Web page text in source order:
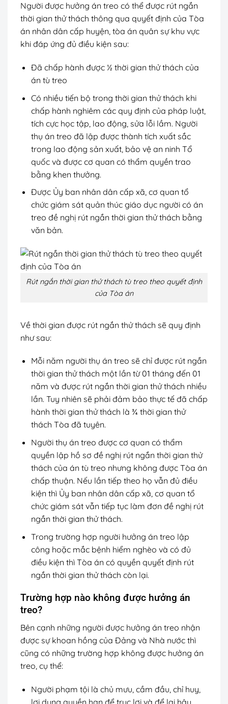
Người được hưởng án treo có thể được rút ngắn
thời gian thử thách thông qua quyết định của Tòa
án nhân dân cấp huyện, tòa án quân sự khu vực
khi đáp ứng đủ điều kiện sau:
Đã chấp hành được ½ thời gian thử thách của
án tù treo
Có nhiều tiến bộ trong thời gian thử thách khi
chấp hành nghiêm các quy định của pháp luật,
tích cực học tập, lao động, sửa lỗi lầm. Người
thụ án treo đã lập được thành tích xuất sắc
trong lao động sản xuất, bảo vệ an ninh Tổ
quốc và được cơ quan có thẩm quyền trao
bằng khen thưởng.
Được Ủy ban nhân dân cấp xã, cơ quan tổ
chức giám sát quản thúc giáo dục người có án
treo đề nghị rút ngắn thời gian thử thách bằng
văn bản.
Rút ngắn thời gian thử thách tù treo theo quyết định
của Tòa án
Về thời gian được rút ngắn thử thách sẽ quy định
như sau:
Mỗi năm người thụ án treo sẽ chỉ được rút ngắn
thời gian thử thách một lần từ 01 tháng đến 01
năm và được rút ngắn thời gian thử thách nhiều
lần. Tuy nhiên sẽ phải đảm bảo thực tế đã chấp
hành thời gian thử thách là ¾ thời gian thử
thách Tòa đã tuyên.
Người thụ án treo được cơ quan có thẩm
quyền lập hồ sơ đề nghị rút ngắn thời gian thử
thách của án tù treo nhưng không được Tòa án
chấp thuận. Nếu lần tiếp theo họ vẫn đủ điều
kiện thì Ủy ban nhân dân cấp xã, cơ quan tổ
chức giám sát vẫn tiếp tục làm đơn đề nghị rút
ngắn thời gian thử thách.
Trong trường hợp người hưởng án treo lập
công hoặc mắc bệnh hiểm nghèo và có đủ
điều kiện thì Tòa án có quyền quyết định rút
ngắn thời gian thử thách còn lại.
Trường hợp nào không được hưởng án
treo?
Bên cạnh những người được hưởng án treo nhận
được sự khoan hồng của Đảng và Nhà nước thì
cũng có những trường hợp không được hưởng án
treo, cụ thể:
Người phạm tội là chủ mưu, cầm đầu, chỉ huy,
lợi dụng quyền hạn để trục lợi và để lại hậu